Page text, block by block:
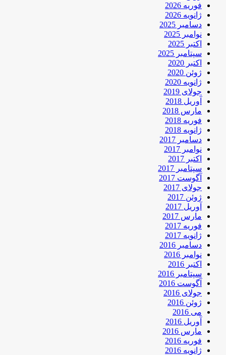
فوریه 2026
ژانویه 2026
دسامبر 2025
نوامبر 2025
اکتبر 2025
سپتامبر 2025
اکتبر 2020
ژوئن 2020
ژانویه 2020
جولای 2019
آوریل 2018
مارس 2018
فوریه 2018
ژانویه 2018
دسامبر 2017
نوامبر 2017
اکتبر 2017
سپتامبر 2017
آگوست 2017
جولای 2017
ژوئن 2017
آوریل 2017
مارس 2017
فوریه 2017
ژانویه 2017
دسامبر 2016
نوامبر 2016
اکتبر 2016
سپتامبر 2016
آگوست 2016
جولای 2016
ژوئن 2016
می 2016
آوریل 2016
مارس 2016
فوریه 2016
ژانویه 2016